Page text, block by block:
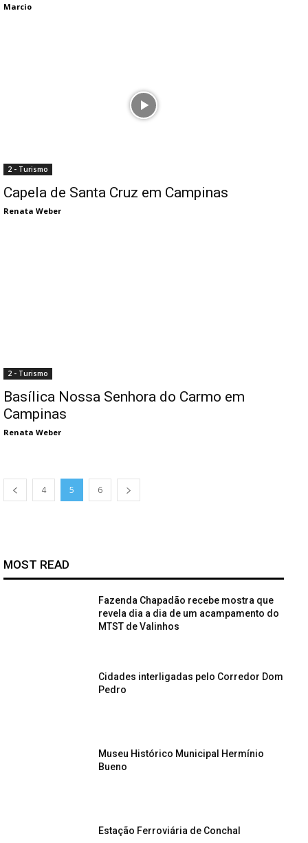
Marcio
2 - Turismo
Capela de Santa Cruz em Campinas
Renata Weber
2 - Turismo
Basílica Nossa Senhora do Carmo em
Campinas
Renata Weber
4 5 6
MOST READ
Fazenda Chapadão recebe mostra que
revela dia a dia de um acampamento do
MTST de Valinhos
Cidades interligadas pelo Corredor Dom
Pedro
Museu Histórico Municipal Hermínio
Bueno
Estação Ferroviária de Conchal